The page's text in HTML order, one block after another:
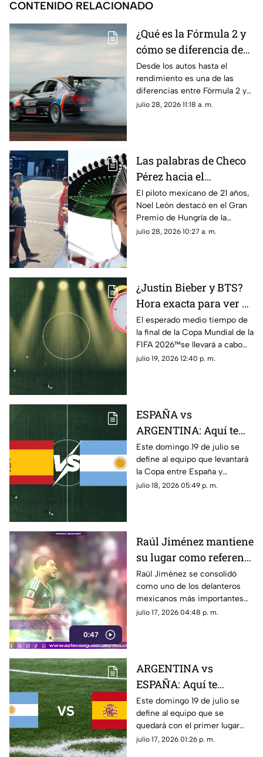
CONTENIDO RELACIONADO
¿Qué es la Fórmula 2 y
cómo se diferencia de
la F1? Esto es lo que
debes saber sobre el
Gran Premio de
Hungría 2026
Desde los autos hasta el
rendimiento es una de las
diferencias entre Fórmula 2 y
la F1; aquí te contamos más
julio 28, 2026 11:18 a. m.
Las palabras de Checo
Pérez hacia el
mexicano Noel León
tras el triunfo en el
Gran Premio de
Hungría
El piloto mexicano de 21 años,
Noel León destacó en el Gran
Premio de Hungría de la
Fórmula 2 y Checo Pérez le
julio 28, 2026 10:27 a. m.
¿Justin Bieber y BTS?
Hora exacta para ver el
medio tiempo en la
final de la Copa
Mundial de la FIFA
2026™️ en México
El esperado medio tiempo de
la final de la Copa Mundial de la
FIFA 2026™️se llevará a cabo
hoy 19 de julio; aquí te
julio 19, 2026 12:40 p. m.
ESPAÑA vs
ARGENTINA: Aquí te
decimos donde ver en
vivo y gratis la FINAL
de la Copa Mundial de
la FIFA 2026™ este
Este domingo 19 de julio se
define al equipo que levantará
la Copa entre España y
Argentina. Conoce dónde ver
julio 18, 2026 05:49 p. m.
0:47
Raúl Jiménez mantiene
su lugar como referente
del futbol mexicano
Raúl Jiménez se consolidó
como uno de los delanteros
mexicanos más importantes
tras destacar en Europa,
julio 17, 2026 04:48 p. m.
ARGENTINA vs
ESPAÑA: Aquí te
decimos donde ver en
vivo y gratis la final de
la Copa Mundial de la
FIFA 2026™ este
Este domingo 19 de julio se
define al equipo que se
quedará con el primer lugar
entre Argentina y España.
julio 17, 2026 01:26 p. m.